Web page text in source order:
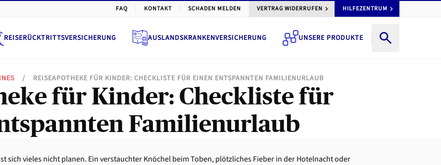
FAQ KONTAKT SCHADEN MELDEN VERTRAG WIDERRUFEN HILFEZENTRUM
REISERÜCKTRITTSVERSICHERUNG AUSLANDSKRANKENVERSICHERUNG UNSERE PRODUKTE
/ REISEAPOTHEKE FÜR KINDER: CHECKLISTE FÜR EINEN ENTSPANNTEN FAMILIENURLAUB
für Kinder: Checkliste für
Familienurlaub
sich vieles nicht planen. Ein verstauchter Knöchel beim Toben, plötzliches Fieber in der Hotelnacht oder